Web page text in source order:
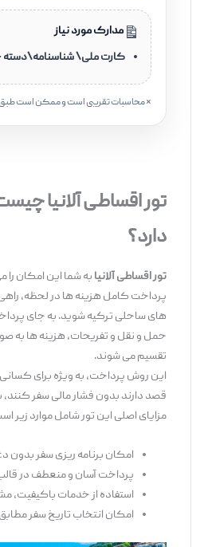
مدارک مورد نیاز
کارت ملی\ شناسنامه\دسته چک
* محاسبات تقریبی است و ممکن است طبق شرایط
تور اقساطی آلانیا چیست و
دارد؟
تور اقساطی آلانیابه شما این امکان را می
پرداخت کامل هزینه‌ ها در لحظه، راهی یکی
های ساحلی ترکیه شوید. به ‌جای پرداخت
حمل ‌و نقل و تفریحات، هزینه‌ ها به صورت
تقسیم می ‌شوند.
این روش پرداخت، به ‌ویژه برای کسانی که
قصد دارند بدون فشار مالی سفر کنند، بسیار
مزایای اصلی این تور شامل موارد زیر است:
امکان برنامه ‌ریزی سفر بدون دغدغه
پرداخت آسان و منعطف در قالب
استفاده از خدمات باکیفیت، مشابه
امکان انتخاب تاریخ سفر مطابق با